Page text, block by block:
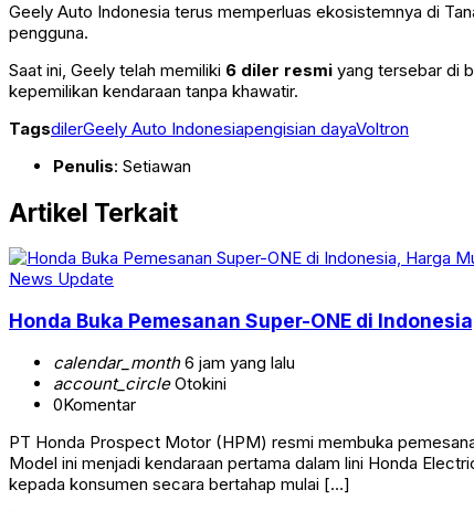
Geely Auto Indonesia terus memperluas ekosistemnya di
pengguna.
Saat ini, Geely telah memiliki 6 diler resmi yang tersebar di
kepemilikan kendaraan tanpa khawatir.
TagsdilerGeely Auto Indonesiapengisian dayaVoltron
Penulis: Setiawan
Artikel Terkait
News Update
Honda Buka Pemesanan Super-ONE di
calendar_month6 jam yang lalu
account_circleOtokini
0Komentar
PT Honda Prospect Motor (HPM) resmi membuka
Model ini menjadi kendaraan pertama dalam lini Honda
kepada konsumen secara bertahap mulai […]